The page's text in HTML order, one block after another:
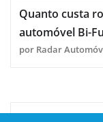
Quanto custa
automóvel Bi-
por Radar